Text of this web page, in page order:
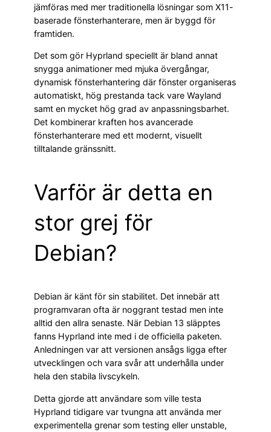
jämföras med mer traditionella lösningar som X11-
baserade fönsterhanterare, men är byggd för
framtiden.
Det som gör Hyprland speciellt är bland annat
snygga animationer med mjuka övergångar,
dynamisk fönsterhantering där fönster organiseras
automatiskt, hög prestanda tack vare Wayland
samt en mycket hög grad av anpassningsbarhet.
Det kombinerar kraften hos avancerade
fönsterhanterare med ett modernt, visuellt
tilltalande gränssnitt.
Varför är detta en
stor grej för
Debian?
Debian är känt för sin stabilitet. Det innebär att
programvaran ofta är noggrant testad men inte
alltid den allra senaste. När Debian 13 släpptes
fanns Hyprland inte med i de officiella paketen.
Anledningen var att versionen ansågs ligga efter
utvecklingen och vara svår att underhålla under
hela den stabila livscykeln.
Detta gjorde att användare som ville testa
Hyprland tidigare var tvungna att använda mer
experimentella grenar som testing eller unstable,